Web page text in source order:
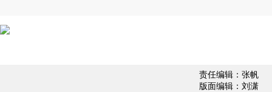
责任编辑：张帆
版面编辑：刘潇